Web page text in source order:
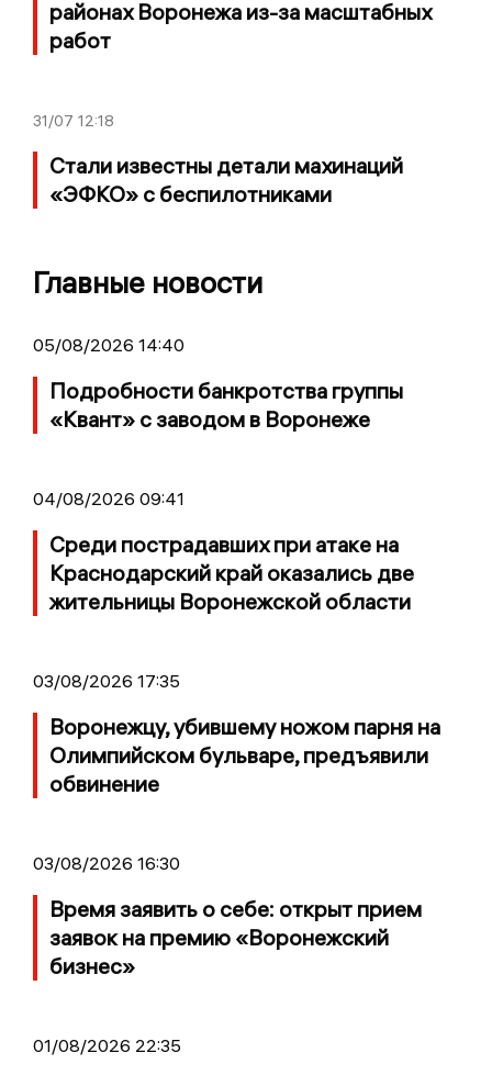
районах Воронежа из-за масштабных
работ
31/07 12:18
Стали известны детали махинаций
«ЭФКО» с беспилотниками
Главные новости
05/08/2026 14:40
Подробности банкротства группы
«Квант» с заводом в Воронеже
04/08/2026 09:41
Среди пострадавших при атаке на
Краснодарский край оказались две
жительницы Воронежской области
03/08/2026 17:35
Воронежцу, убившему ножом парня на
Олимпийском бульваре, предъявили
обвинение
03/08/2026 16:30
Время заявить о себе: открыт прием
заявок на премию «Воронежский
бизнес»
01/08/2026 22:35